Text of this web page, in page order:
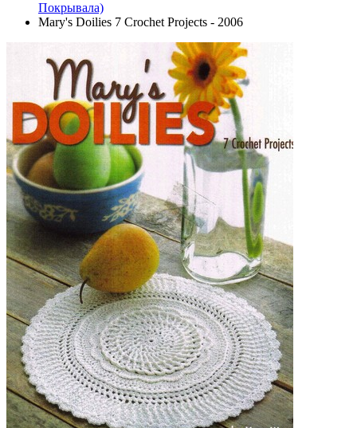
Покрывала)
Mary's Doilies 7 Crochet Projects - 2006